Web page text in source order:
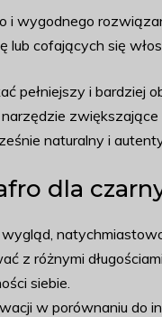
i wygodnego
lub cofających się
pełniejszy i bardziej
naturalny i
dla
z różnymi
siebie.
w porównaniu do